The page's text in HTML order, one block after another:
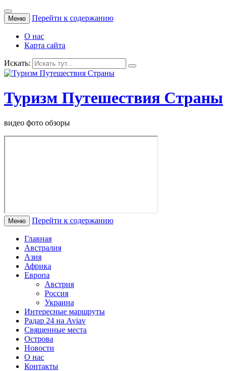
Меню Перейти к содержанию
О нас
Карта сайта
Искать:
Туризм Путешествия Страны
видео фото обзоры
Меню Перейти к содержанию
Главная
Австралия
Азия
Африка
Европа
Австрия
Россия
Украина
Интересные маршруты
Радар 24 на Aviav
Священные места
Острова
Новости
О нас
Контакты